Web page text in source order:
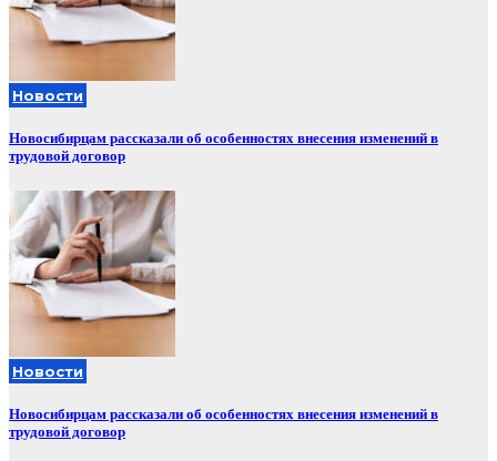
Новости
Новосибирцам рассказали об особенностях внесения изменений в
трудовой договор
Новости
Новосибирцам рассказали об особенностях внесения изменений в
трудовой договор